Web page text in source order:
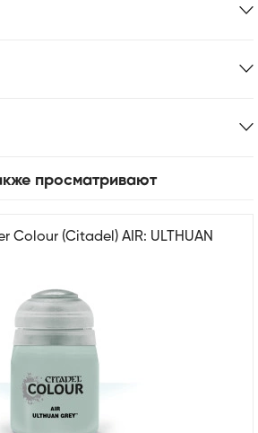
просматривают
Colour (Citadel) AIR: ULTHUAN